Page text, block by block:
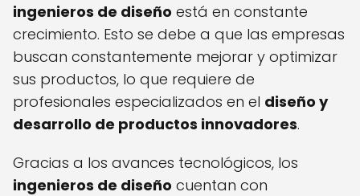
ingenieros de diseño está en constante
crecimiento. Esto se debe a que las empresas
buscan constantemente mejorar y optimizar
sus productos, lo que requiere de
profesionales especializados en el diseño y
desarrollo de productos innovadores.
Gracias a los avances tecnológicos, los
ingenieros de diseño cuentan con